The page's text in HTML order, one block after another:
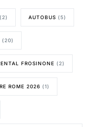
(2) AUTOBUS (5)
(20)
FROSINONE (2)
ROME 2026 (1)